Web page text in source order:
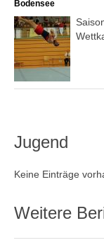
Bodensee
Jugend
Keine Einträge
Weitere